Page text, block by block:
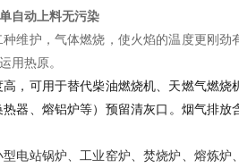
自动上料无污染
维护，气体燃烧，使火焰的温度更刚劲
用热原。
，可用于替代柴油燃烧机、天燃气燃烧
器、熔铝炉等）预留清灰口。 烟气排放
电站锅炉、工业窑炉、焚烧炉、熔炼炉